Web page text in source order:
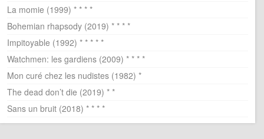
La momie (1999) * * * *
Bohemian rhapsody (2019) * * * *
Impitoyable (1992) * * * * *
Watchmen: les gardiens (2009) * * * *
Mon curé chez les nudistes (1982) *
The dead don’t die (2019) * *
Sans un bruit (2018) * * * *